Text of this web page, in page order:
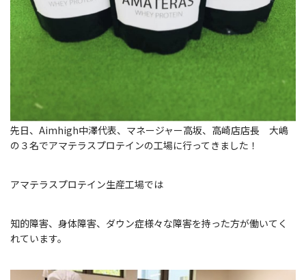
先日、Aimhigh中澤代表、マネージャー高坂、高崎店店長 大嶋
の３名でアマテラスプロテインの工場に行ってきました！
アマテラスプロテイン生産工場では
知的障害、身体障害、ダウン症様々な障害を持った方が働いてく
れています。